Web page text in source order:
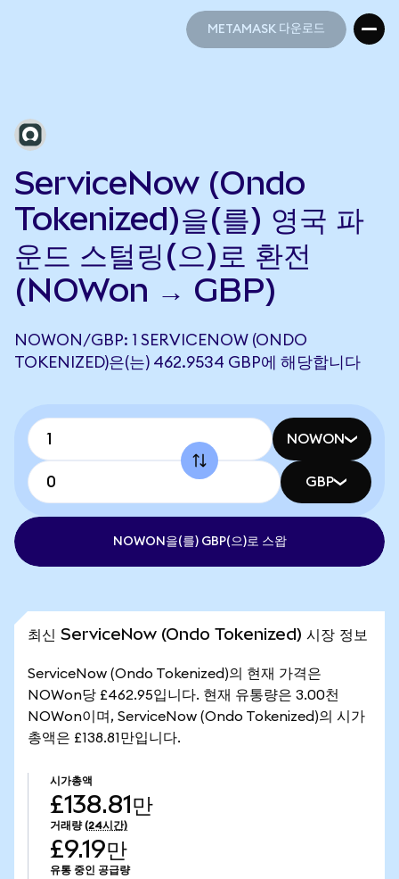
METAMASK 다운로드
ServiceNow (Ondo
Tokenized)을(를) 영국 파
운드 스털링(으)로 환전
(NOWon → GBP)
NOWON/GBP: 1 SERVICENOW (ONDO
TOKENIZED)은(는) 462.9534 GBP에 해당합니다
NOWON
GBP
NOWON을(를) GBP(으)로 스왑
최신 ServiceNow (Ondo Tokenized) 시장 정보
ServiceNow (Ondo Tokenized)의 현재 가격은
NOWon당 £462.95입니다. 현재 유통량은 3.00천
NOWon이며, ServiceNow (Ondo Tokenized)의 시가
총액은 £138.81만입니다.
시가총액
£138.81만
거래량 (24시간)
£9.19만
유통 중인 공급량